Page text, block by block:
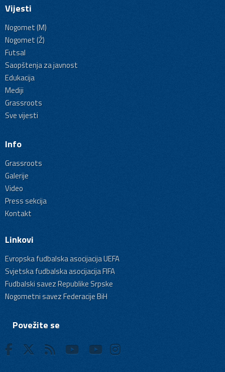
Vijesti
Nogomet (M)
Nogomet (Ž)
Futsal
Saopštenja za javnost
Edukacija
Mediji
Grassroots
Sve vijesti
Info
Grassroots
Galerije
Video
Press sekcija
Kontakt
Linkovi
Evropska fudbalska asocijacija UEFA
Svjetska fudbalska asocijacija FIFA
Fudbalski savez Republike Srpske
Nogometni savez Federacije BiH
Povežite se